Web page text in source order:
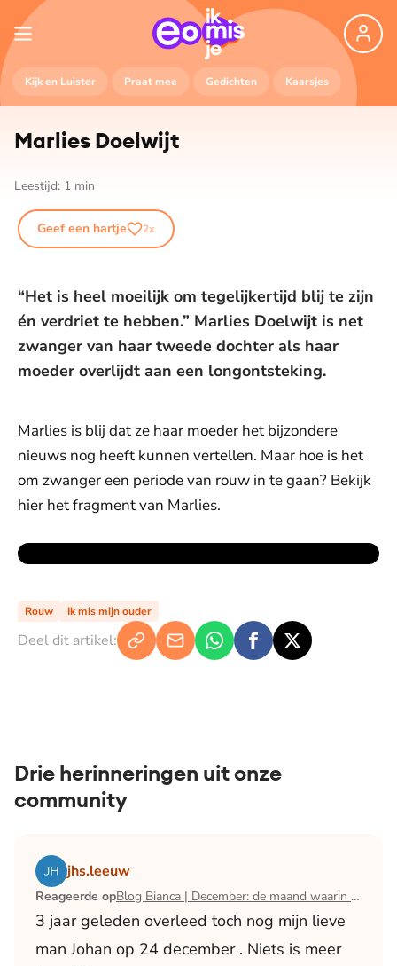
Kijk en Luister Praat mee Gedichten Kaarsjes
Marlies Doelwijt
Leestijd: 1 min
Geef een hartje 2x
“Het is heel moeilijk om tegelijkertijd blij te zijn
én verdriet te hebben.” Marlies Doelwijt is net
zwanger van haar tweede dochter als haar
moeder overlijdt aan een longontsteking.
Marlies is blij dat ze haar moeder het bijzondere
nieuws nog heeft kunnen vertellen. Maar hoe is het
om zwanger een periode van rouw in te gaan? Bekijk
hier het fragment van Marlies.
Rouw Ik mis mijn ouder
Deel dit artikel:
Drie herinneringen uit onze
community
jhs.leeuw
Reageerde op Blog Bianca | December: de maand waarin ik mijn man verloor
3 jaar geleden overleed toch nog mijn lieve
man Johan op 24 december . Niets is meer
Lees het artikel Blog Bianca | December: de maand